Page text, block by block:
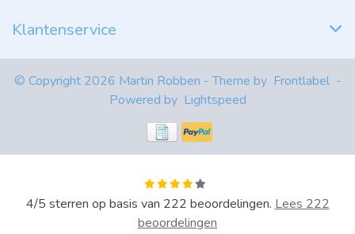
Klantenservice
© Copyright 2026 Martin Robben - Theme by Frontlabel -
Powered by Lightspeed
4/5 sterren op basis van 222 beoordelingen. Lees 222
beoordelingen